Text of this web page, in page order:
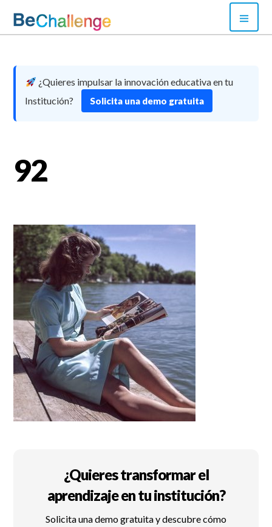
content
¿Quieres impulsar la innovación educativa en tu
Institución?
Solicita una demo gratuita
92
¿Quieres transformar el
aprendizaje en tu institución?
Solicita una demo gratuita y descubre cómo